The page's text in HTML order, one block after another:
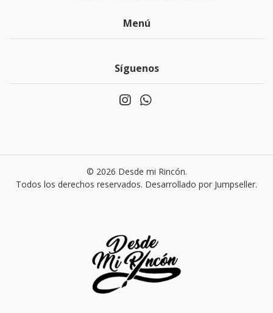
Menú
Síguenos
© 2026 Desde mi Rincón.
Todos los derechos reservados. Desarrollado por Jumpseller.